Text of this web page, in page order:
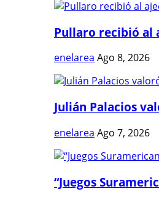
Pullaro recibió al
enelarea Ago 8, 2026
Julián Palacios
enelarea Ago 7, 2026
“Juegos